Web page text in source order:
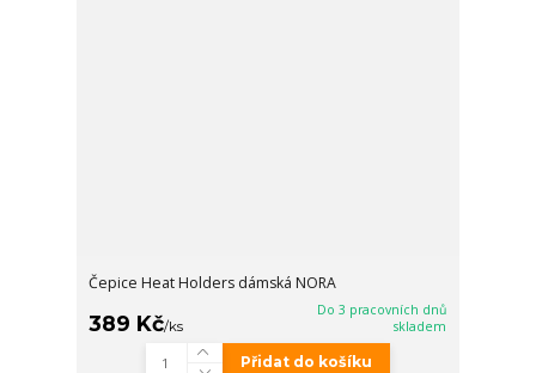
Čepice Heat Holders dámská NORA
389 Kč/ks
Do 3 pracovních dnů
skladem
Přidat do košíku